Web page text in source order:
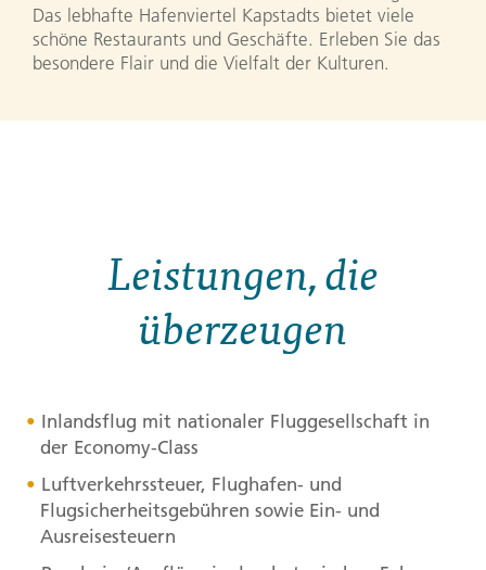
Das lebhafte Hafenviertel Kapstadts bietet viele
schöne Restaurants und Geschäfte. Erleben Sie das
besondere Flair und die Vielfalt der Kulturen.
Leistungen, die
überzeugen
Inlandsflug mit nationaler Fluggesellschaft in
der Economy-Class
Luftverkehrssteuer, Flughafen- und
Flugsicherheitsgebühren sowie Ein- und
Ausreisesteuern